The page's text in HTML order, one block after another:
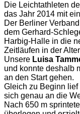
Die Leichtathleten
das Jahr 2014 mit
Der Berliner
dem Gerhard-
Harbig-Halle in die
Zeitläufen in der
Unsere Luisa
und konnte deshalb
an den Start gehen.
Gleich zu Beginn
sich genau an die
Nach 650 m